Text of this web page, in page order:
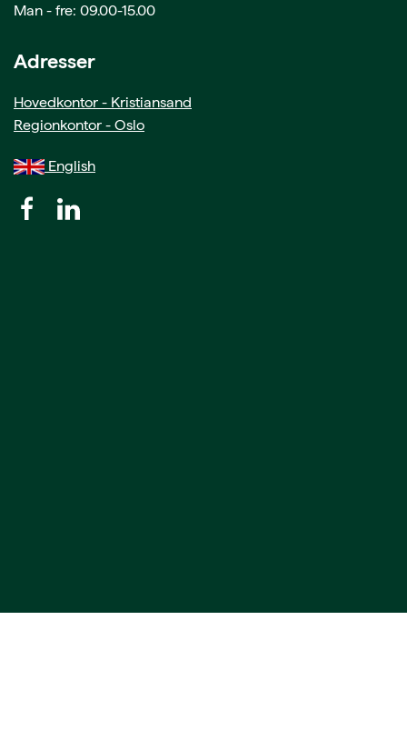
Man - fre: 09.00-15.00
Adresser
Hovedkontor - Kristiansand
Regionkontor - Oslo
English